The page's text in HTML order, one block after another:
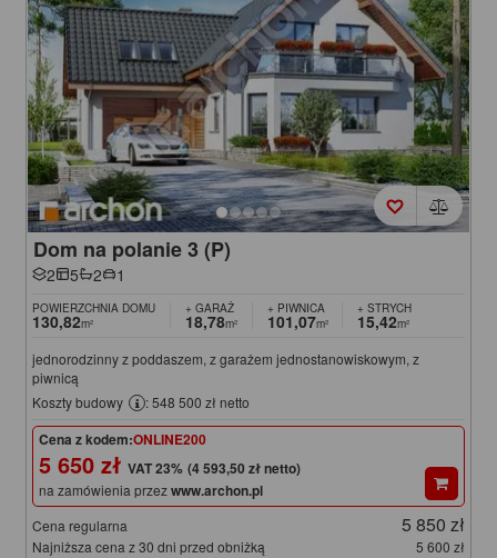
Dom na polanie 3 (P)
2 5 2 1
POWIERZCHNIA DOMU
130,82m²
+ GARAŻ
18,78m²
+ PIWNICA
101,07m²
+ STRYCH
15,42m²
jednorodzinny z poddaszem, z garażem jednostanowiskowym, z
piwnicą
Koszty budowy
: 548 500 zł netto
Cena z kodem:ONLINE200
5 650 zł (4 593,50 zł netto)
na zamówienia przezwww.archon.pl
Cena regularna 5 850 zł
Najniższa cena z 30 dni przed obniżką 5 600 zł